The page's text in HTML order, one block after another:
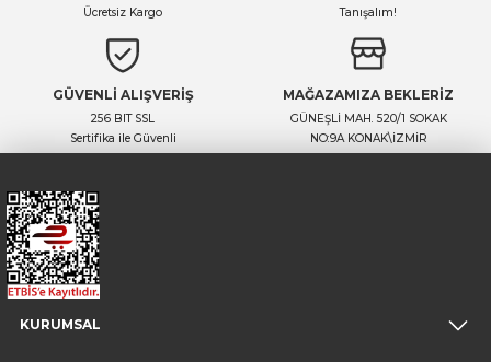
Ücretsiz Kargo
Tanışalım!
GÜVENLİ ALIŞVERİŞ
256 BIT SSL
Sertifika ile Güvenli
MAĞAZAMIZA BEKLERİZ
GÜNEŞLİ MAH. 520/1 SOKAK
NO:9A KONAK\İZMİR
KURUMSAL